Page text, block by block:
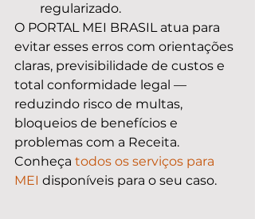
regularizado.
O PORTAL MEI BRASIL atua para
evitar esses erros com orientações
claras, previsibilidade de custos e
total conformidade legal —
reduzindo risco de multas,
bloqueios de benefícios e
problemas com a Receita.
Conheça todos os serviços para
MEI disponíveis para o seu caso.